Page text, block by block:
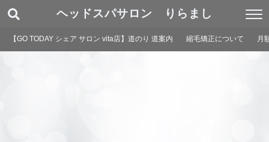
ヘッドスパサロン りらまし
【GO TODAY シェア サロン vita店】道のり 道案内 縮毛矯正について 月